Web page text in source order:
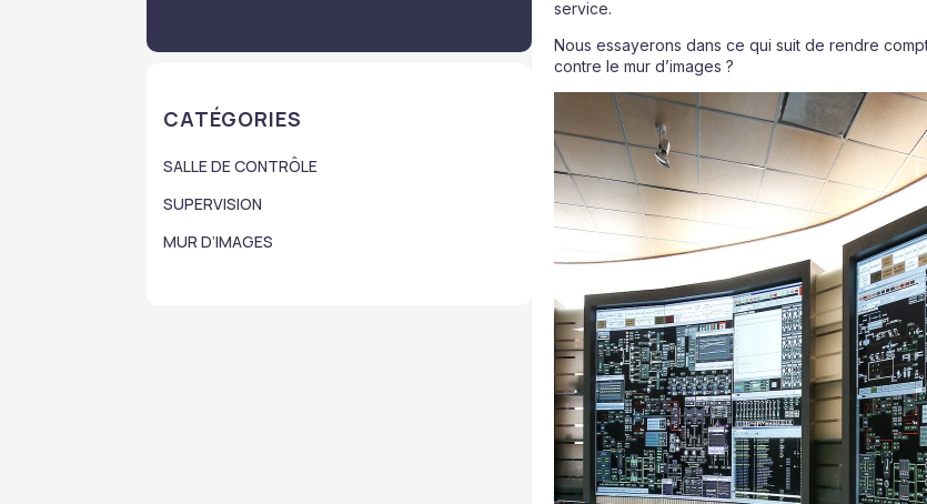
CATÉGORIES
SALLE DE CONTRÔLE
SUPERVISION
MUR D’IMAGES
service.
Nous essayerons dans ce qui suit de rendre
contre le mur d’images ?